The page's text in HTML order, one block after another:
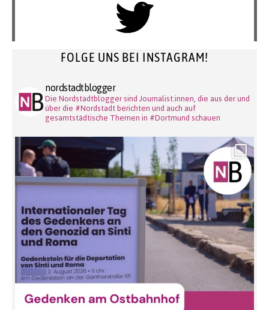
FOLGE UNS BEI INSTAGRAM!
nordstadtblogger
Die Nordstadtblogger sind Journalist:innen, die aus der und
über die #Nordstadt berichten und auch auf
gesamtstädtische Themen in #Dortmund schauen